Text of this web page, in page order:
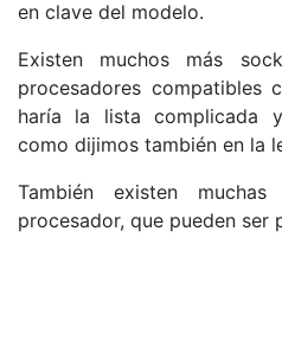
en clave del modelo.
Existen muchos más
procesadores compatibles
haría la lista complicada
como dijimos también en la
También existen
procesador, que pueden ser